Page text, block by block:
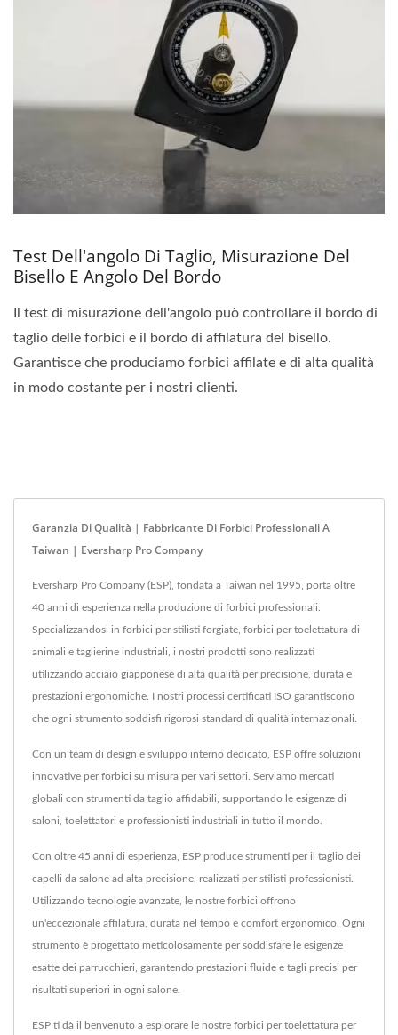
Test Dell'angolo Di Taglio, Misurazione Del
Bisello E Angolo Del Bordo
Il test di misurazione dell'angolo può controllare il bordo di
taglio delle forbici e il bordo di affilatura del bisello.
Garantisce che produciamo forbici affilate e di alta qualità
in modo costante per i nostri clienti.
Garanzia Di Qualità | Fabbricante Di Forbici Professionali A
Taiwan | Eversharp Pro Company
Eversharp Pro Company (ESP), fondata a Taiwan nel 1995, porta oltre
40 anni di esperienza nella produzione di forbici professionali.
Specializzandosi in forbici per stilisti forgiate, forbici per toelettatura di
animali e taglierine industriali, i nostri prodotti sono realizzati
utilizzando acciaio giapponese di alta qualità per precisione, durata e
prestazioni ergonomiche. I nostri processi certificati ISO garantiscono
che ogni strumento soddisfi rigorosi standard di qualità internazionali.
Con un team di design e sviluppo interno dedicato, ESP offre soluzioni
innovative per forbici su misura per vari settori. Serviamo mercati
globali con strumenti da taglio affidabili, supportando le esigenze di
saloni, toelettatori e professionisti industriali in tutto il mondo.
Con oltre 45 anni di esperienza, ESP produce strumenti per il taglio dei
capelli da salone ad alta precisione, realizzati per stilisti professionisti.
Utilizzando tecnologie avanzate, le nostre forbici offrono
un'eccezionale affilatura, durata nel tempo e comfort ergonomico. Ogni
strumento è progettato meticolosamente per soddisfare le esigenze
esatte dei parrucchieri, garantendo prestazioni fluide e tagli precisi per
risultati superiori in ogni salone.
ESP ti dà il benvenuto a esplorare le nostre forbici per toelettatura per